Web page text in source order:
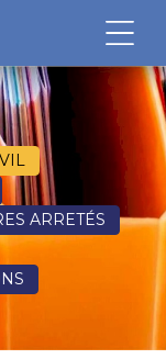
ARRETÉS